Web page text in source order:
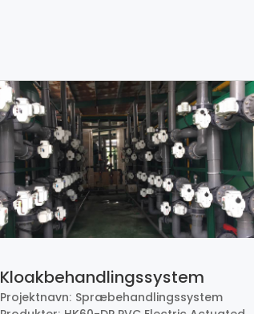
Kloakbehandlingssystem
Projektnavn: Spræbehandlingssystem